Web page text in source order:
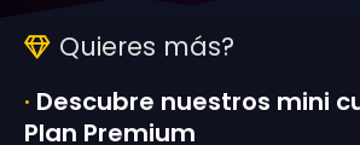
Quieres más?
· Descubre nuestros mini
Plan Premium